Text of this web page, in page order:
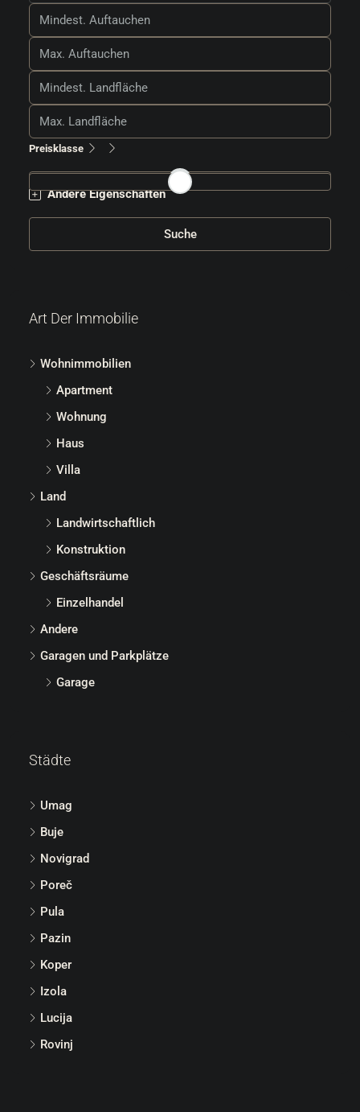
Preisklasse
Andere Eigenschaften
Suche
Art Der Immobilie
Wohnimmobilien
Apartment
Wohnung
Haus
Villa
Land
Landwirtschaftlich
Konstruktion
Geschäftsräume
Einzelhandel
Andere
Garagen und Parkplätze
Garage
Städte
Umag
Buje
Novigrad
Poreč
Pula
Pazin
Koper
Izola
Lucija
Rovinj